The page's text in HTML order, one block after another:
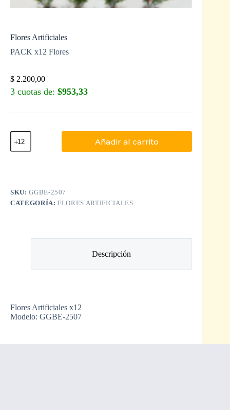
Flores Artificiales
PACK x12 Flores
$ 2.200,00
3 cuotas de: $953,33
Añadir al carrito
SKU:GGBE-2507
CATEGORÍA:FLORES ARTIFICIALES
Descripción
Flores Artificiales x12
Modelo: GGBE-2507